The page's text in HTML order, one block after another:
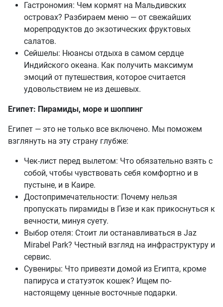
Гастрономия: Чем кормят на Мальдивских
островах? Разбираем меню — от свежайших
морепродуктов до экзотических фруктовых
салатов.
Сейшелы: Нюансы отдыха в самом сердце
Индийского океана. Как получить максимум
эмоций от путешествия, которое считается
удовольствием не из дешевых.
Египет: Пирамиды, море и шоппинг
Египет — это не только все включено. Мы поможем
взглянуть на эту страну глубже:
Чек-лист перед вылетом: Что обязательно взять с
собой, чтобы чувствовать себя комфортно и в
пустыне, и в Каире.
Достопримечательности: Почему нельзя
пропускать пирамиды в Гизе и как прикоснуться к
вечности, минуя суету.
Выбор отеля: Стоит ли останавливаться в Jaz
Mirabel Park? Честный взгляд на инфраструктуру и
сервис.
Сувениры: Что привезти домой из Египта, кроме
папируса и статуэток кошек? Ищем по-
настоящему ценные восточные подарки.